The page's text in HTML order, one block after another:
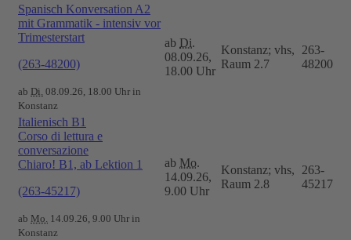
Spanisch Konversation A2
mit Grammatik - intensiv vor
Trimesterstart
(263-48200)
ab Di. 08.09.26, 18.00 Uhr in
Konstanz
ab Di.
08.09.26,
18.00 Uhr
Konstanz; vhs,
Raum 2.7
263-
48200
Italienisch B1
Corso di lettura e
conversazione
Chiaro! B1, ab Lektion 1
(263-45217)
ab Mo. 14.09.26, 9.00 Uhr in
Konstanz
ab Mo.
14.09.26,
9.00 Uhr
Konstanz; vhs,
Raum 2.8
263-
45217